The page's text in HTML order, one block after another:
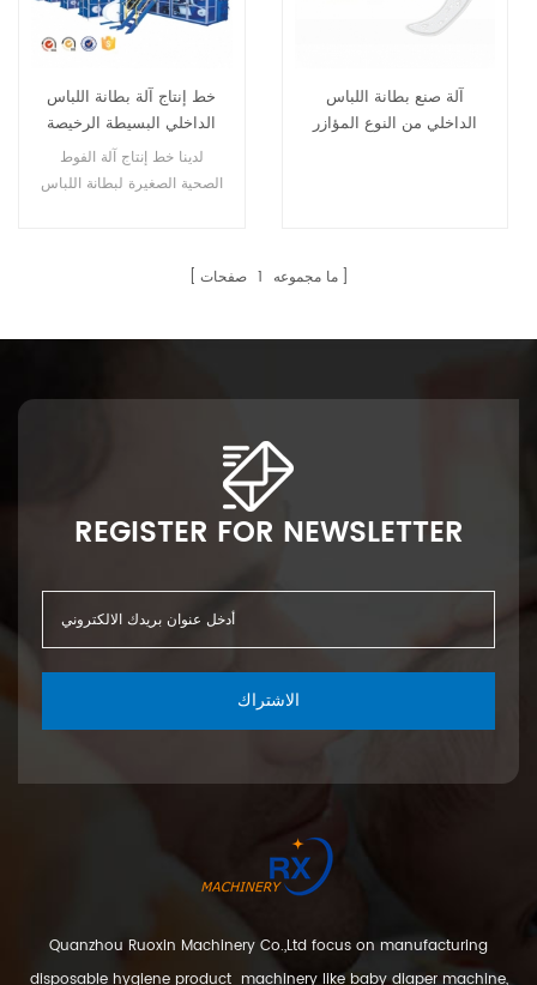
خط إنتاج آلة بطانة اللباس
الداخلي البسيطة الرخيصة
لدينا خط إنتاج آلة الفوط
الصحية الصغيرة لبطانة اللباس
آلة صنع بطانة اللباس
الداخلي من النوع المؤازر
ما مجموعه 1 صفحات
REGISTER FOR NEWSLETTER
الاشتراك
Quanzhou Ruoxin Machinery Co.,Ltd focus on manufacturing
disposable hygiene product machinery like baby diaper machine,